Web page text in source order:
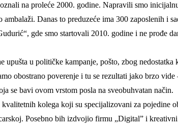
na proleće 2000. godine. Napravili smo
Danas to preduzeće ima 300 zaposlenih i
gde smo startovali 2010. godine i ne prođe
u političke kampanje, pošto, zbog
obostrano poverenje i tu se rezultati jako brzo vide
se bavi ovom vrstom posla na sveobuhvatan način.
kolega koji su specijalizovani za
Posebno bih izdvojio firmu „Digital” i